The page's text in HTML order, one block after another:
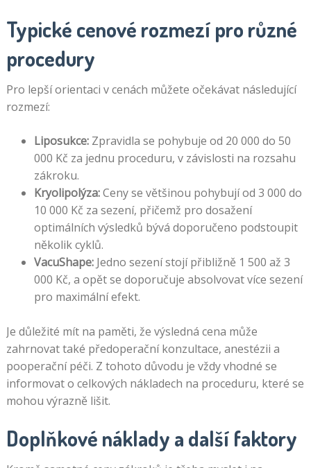
Typické cenové rozmezí pro různé
procedury
Pro lepší orientaci v cenách můžete očekávat následující
rozmezí:
Liposukce:Zpravidla se pohybuje od 20 000 do 50
000 Kč za jednu proceduru, v závislosti na rozsahu
zákroku.
Kryolipolýza:Ceny se většinou pohybují od 3 000 do
10 000 Kč za sezení, přičemž pro dosažení
optimálních výsledků bývá doporučeno podstoupit
několik cyklů.
VacuShape:Jedno sezení stojí přibližně 1 500 až 3
000 Kč, a opět se doporučuje absolvovat více sezení
pro maximální efekt.
Je důležité mít na paměti, že výsledná cena může
zahrnovat také předoperační konzultace, anestézii a
pooperační péči. Z tohoto důvodu je vždy vhodné se
informovat o celkových nákladech na proceduru, které se
mohou výrazně lišit.
Doplňkové náklady a další faktory